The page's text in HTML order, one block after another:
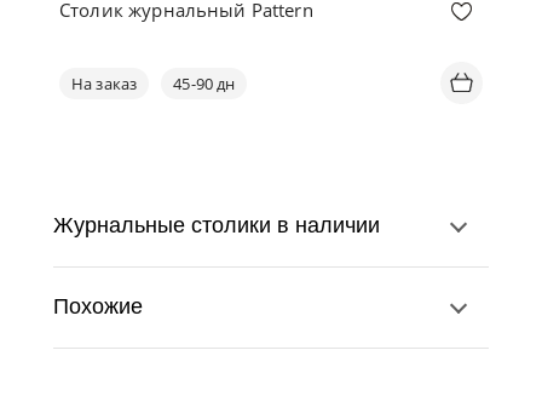
Столик журнальный Pattern
На заказ 45-90 дн
Журнальные столики в наличии
Похожие